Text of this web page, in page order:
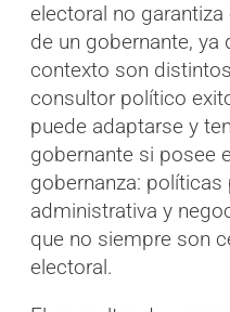
electoral no
de un gobernante, ya
contexto son
consultor político
puede adaptarse y
gobernante si posee
gobernanza:
administrativa y
que no siempre son
electoral.